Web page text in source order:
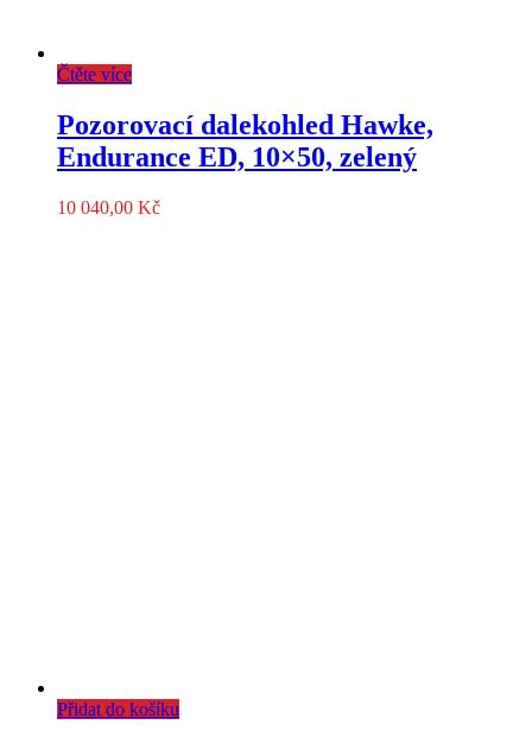
Čtěte více
Pozorovací dalekohled Hawke,
Endurance ED, 10×50, zelený
10 040,00 Kč
Přidat do košíku